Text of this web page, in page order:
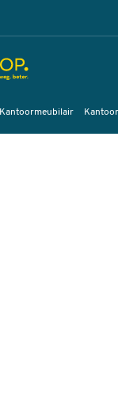
Kantoormeubilair